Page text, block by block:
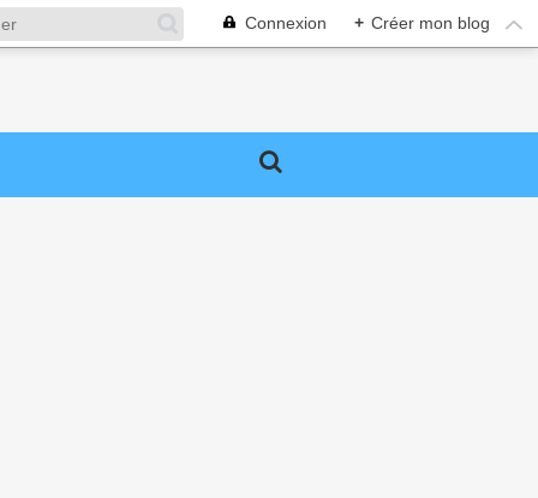
Connexion + Créer mon blog